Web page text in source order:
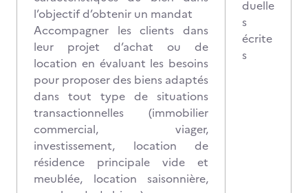
l’objectif d’obtenir un mandat
Accompagner les clients dans
leur projet d’achat ou de
location en évaluant les besoins
pour proposer des biens adaptés
dans tout type de situations
transactionnelles (immobilier
commercial, viager,
investissement, location de
résidence principale vide et
meublée, location saisonnière,
duelle
s
écrite
s